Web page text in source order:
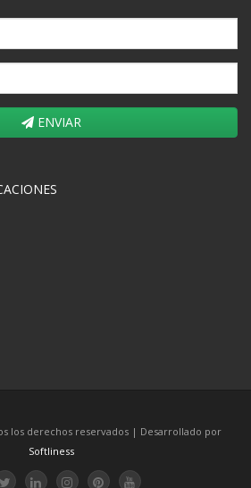
ENVIAR
los derechos reservados | Desarrollado por
Softliness